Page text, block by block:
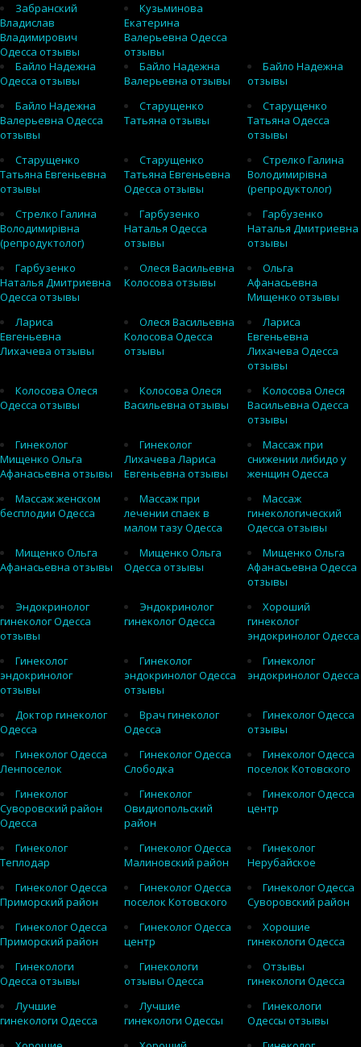
Забранский
Владислав
Владимирович
Одесса отзывы
Кузьминова
Екатерина
Валерьевна Одесса
отзывы
Байло Надежна
Одесса отзывы
Байло Надежна
Валерьевна отзывы
Байло Надежна
отзывы
Байло Надежна
Валерьевна Одесса
отзывы
Старущенко
Татьяна отзывы
Старущенко
Татьяна Одесса
отзывы
Старущенко
Татьяна Евгеньевна
отзывы
Старущенко
Татьяна Евгеньевна
Одесса отзывы
Стрелко Галина
Володимирівна
(репродуктолог)
Стрелко Галина
Володимирівна
(репродуктолог)
Гарбузенко
Наталья Одесса
отзывы
Гарбузенко
Наталья Дмитриевна
отзывы
Гарбузенко
Наталья Дмитриевна
Одесса отзывы
Олеся Васильевна
Колосова отзывы
Ольга
Афанасьевна
Мищенко отзывы
Лариса
Евгеньевна
Лихачева отзывы
Олеся Васильевна
Колосова Одесса
отзывы
Лариса
Евгеньевна
Лихачева Одесса
отзывы
Колосова Олеся
Одесса отзывы
Колосова Олеся
Васильевна отзывы
Колосова Олеся
Васильевна Одесса
отзывы
Гинеколог
Мищенко Ольга
Афанасьевна отзывы
Гинеколог
Лихачева Лариса
Евгеньевна отзывы
Массаж при
снижении либидо у
женщин Одесса
Массаж женском
бесплодии Одесса
Массаж при
лечении спаек в
малом тазу Одесса
Массаж
гинекологический
Одесса отзывы
Мищенко Ольга
Афанасьевна отзывы
Мищенко Ольга
Одесса отзывы
Мищенко Ольга
Афанасьевна Одесса
отзывы
Эндокринолог
гинеколог Одесса
отзывы
Эндокринолог
гинеколог Одесса
Хороший
гинеколог
эндокринолог Одесса
Гинеколог
эндокринолог
отзывы
Гинеколог
эндокринолог Одесса
отзывы
Гинеколог
эндокринолог Одесса
Доктор гинеколог
Одесса
Врач гинеколог
Одесса
Гинеколог Одесса
отзывы
Гинеколог Одесса
Ленпоселок
Гинеколог Одесса
Слободка
Гинеколог Одесса
поселок Котовского
Гинеколог
Суворовский район
Одесса
Гинеколог
Овидиопольский
район
Гинеколог Одесса
центр
Гинеколог
Теплодар
Гинеколог Одесса
Малиновский район
Гинеколог
Нерубайское
Гинеколог Одесса
Приморский район
Гинеколог Одесса
поселок Котовского
Гинеколог Одесса
Суворовский район
Гинеколог Одесса
Приморский район
Гинеколог Одесса
центр
Хорошие
гинекологи Одесса
Гинекологи
Одесса отзывы
Гинекологи
отзывы Одесса
Отзывы
гинекологи Одесса
Лучшие
гинекологи Одесса
Лучшие
гинекологи Одессы
Гинекологи
Одессы отзывы